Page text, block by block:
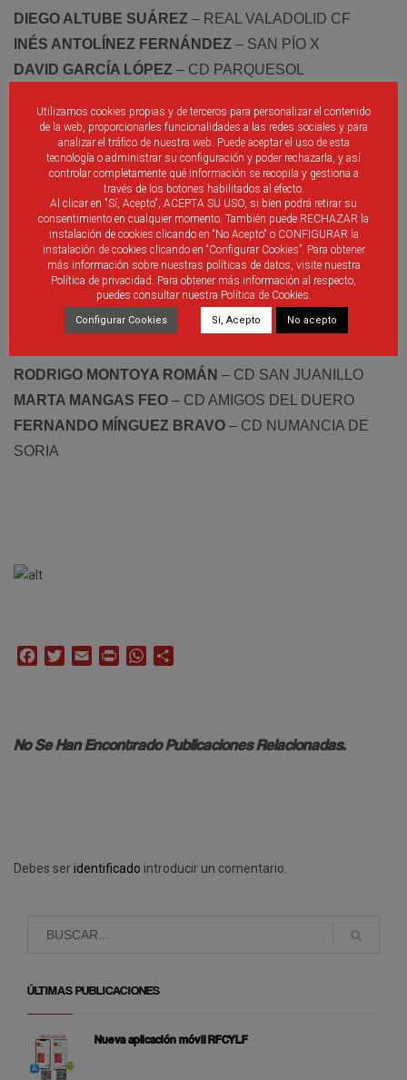
DIEGO ALTUBE SUÁREZ – REAL VALADOLID CF
INÉS ANTOLÍNEZ FERNÁNDEZ – SAN PÍO X
DAVID GARCÍA LÓPEZ – CD PARQUESOL
SANDRA CRESPO SÁNCHEZ– CD CARBAJOSA
CRISTINA PORTOMEÑE MARTÍNEZ– CD TROBAJO
DEL CAMINO
RAÚL GARCÍA GONZÁLEZ– CD FÚTBOL PEÑA
MARÍA RUIZ CUESTA– CD NTRA. SRA. DE BELÉN
LETICIA CARRERA ALONSO– CD NTRA. SRA. DE
BELÉN
GUILLERMO GARCÍA SANTOS– C. INTERNACIONAL
DE LA AMISTAD
RODRIGO MONTOYA ROMÁN – CD SAN JUANILLO
MARTA MANGAS FEO – CD AMIGOS DEL DUERO
FERNANDO MÍNGUEZ BRAVO – CD NUMANCIA DE
SORIA
FacebookTwitterEmail Print WhatsApp
No Se Han Encontrado Publicaciones Relacionadas.
Debes seridentificado introducir un comentario.
ÚLTIMAS PUBLICACIONES
Nueva aplicación móvil RFCYLF
Utilizamos cookies propias y de terceros para personalizar el contenido
de la web, proporcionarles funcionalidades a las redes sociales y para
analizar el tráfico de nuestra web. Puede aceptar el uso de esta
tecnología o administrar su configuración y poder rechazarla, y así
controlar completamente qué información se recopila y gestiona a
través de los botones habilitados al efecto.
Al clicar en "Sí, Acepto", ACEPTA SU USO, si bien podrá retirar su
consentimiento en cualquier momento. También puede RECHAZAR la
instalación de cookies clicando en “No Acepto" o CONFIGURAR la
instalación de cookies clicando en “Configurar Cookies”. Para obtener
más información sobre nuestras políticas de datos, visite nuestra
Política de privacidad. Para obtener más información al respecto,
puedes consultar nuestra Política de Cookies.
Configurar Cookies Sí, Acepto No acepto